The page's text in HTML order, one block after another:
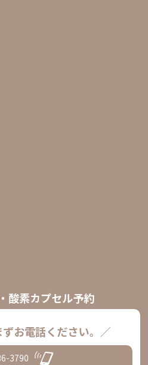
酸素カプセル予約
お電話ください。／
3790